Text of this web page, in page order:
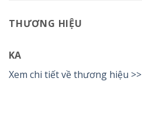
THƯƠNG HIỆU
KA
Xem chi tiết về thương hiệu >>